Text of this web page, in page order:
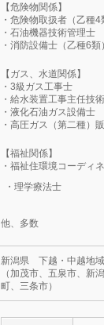
【危険物関係】
・危険物取扱者（乙種4
・石油機器技術管理士
・消防設備士（乙種6類
【ガス、水道関係】
・3級ガス工事士
・給水装置工事主任技
・液化石油ガス設備士
・高圧ガス（第二種）
【福祉関係】
・福祉住環境コーディ
・理学療法士
他、多数
新潟県 下越・中越地域
（加茂市、五泉市、新
町、三条市）